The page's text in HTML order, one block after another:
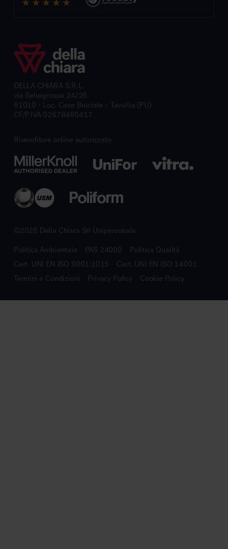
DELLA CHIARA S.R.L.
via Selvagrossa 24/26
61010 - Loc. Case Bruciate - Tavullia (PU)
CF/P.IVA 02678460417
Rivenditore online autorizzato
©2026 Della Chiara Srl Unipersonale
Politica Ambientale PAS 24000
Politica Qualità
Cert. UNI EN ISO 9001:2015
Cert. UNI EN ISO 14001
Termini e Condizioni
Privacy Policy Cookie Policy